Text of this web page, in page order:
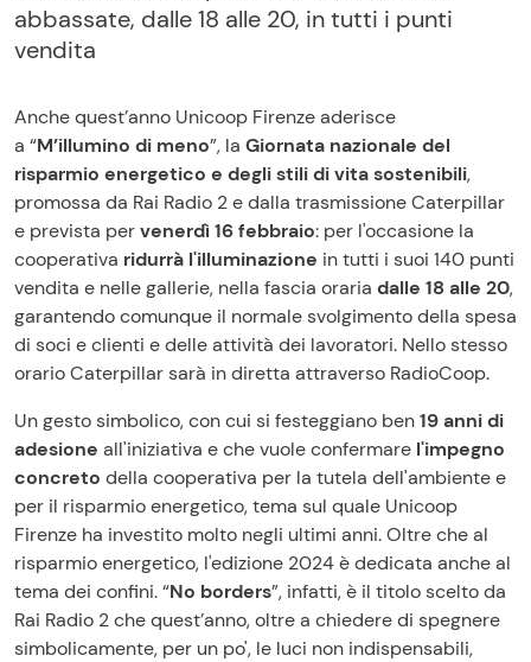
abbassate, dalle 18 alle 20, in tutti i punti
vendita
Anche quest’anno Unicoop Firenze aderisce
a “M’illumino di meno”, la Giornata nazionale del
risparmio energetico e degli stili di vita sostenibili,
promossa da Rai Radio 2 e dalla trasmissione Caterpillar
e prevista pervenerdì 16 febbraio: per l'occasione la
cooperativa ridurrà l'illuminazione in tutti i suoi 140 punti
vendita e nelle gallerie, nella fascia oraria dalle 18 alle 20,
garantendo comunque il normale svolgimento della spesa
di soci e clienti e delle attività dei lavoratori. Nello stesso
orario Caterpillar sarà in diretta attraverso RadioCoop.
Un gesto simbolico, con cui si festeggiano ben19 anni di
adesione all'iniziativa e che vuole confermare l'impegno
concreto della cooperativa per la tutela dell'ambiente e
per il risparmio energetico, tema sul quale Unicoop
Firenze ha investito molto negli ultimi anni. Oltre che al
risparmio energetico, l'edizione 2024 è dedicata anche al
tema dei confini. “No borders”, infatti, è il titolo scelto da
Rai Radio 2 che quest’anno, oltre a chiedere di spegnere
simbolicamente, per un po', le luci non indispensabili,